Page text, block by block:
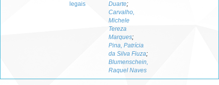
legais
Duarte;
Carvalho,
Michele
Tereza
Marques;
Pina, Patrícia
da Silva Fiuza;
Blumenschein,
Raquel Naves